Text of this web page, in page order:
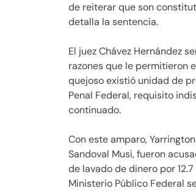
de reiterar que son
detalla la sentencia.
El juez Chávez Hernández
razones que le permitieron
quejoso existió unidad de
Penal Federal, requisito
continuado.
Con este amparo,
Sandoval Musi, fueron
de lavado de dinero por
Ministerio Público Federal